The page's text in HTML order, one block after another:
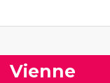
Vienne